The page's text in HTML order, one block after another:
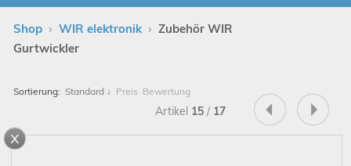
Shop › WIR elektronik › Zubehör WIR
Gurtwickler
Sortierung: Standard ↓ Preis Bewertung
Artikel 15 / 17
x